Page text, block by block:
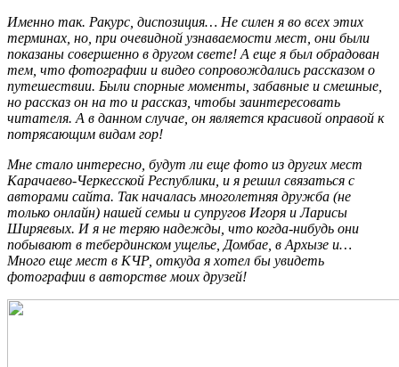
Именно так. Ракурс, диспозиция… Не силен я во всех этих
терминах, но, при очевидной узнаваемости мест, они были
показаны совершенно в другом свете! А еще я был обрадован
тем, что фотографии и видео сопровождались рассказом о
путешествии. Были спорные моменты, забавные и смешные,
но рассказ он на то и рассказ, чтобы заинтересовать
читателя. А в данном случае, он является красивой оправой к
потрясающим видам гор!
Мне стало интересно, будут ли еще фото из других мест
Карачаево-Черкесской Республики, и я решил связаться с
авторами сайта. Так началась многолетняя дружба (не
только онлайн) нашей семьи и супругов Игоря и Ларисы
Ширяевых. И я не теряю надежды, что когда-нибудь они
побывают в тебердинском ущелье, Домбае, в Архызе и…
Много еще мест в КЧР, откуда я хотел бы увидеть
фотографии в авторстве моих друзей!